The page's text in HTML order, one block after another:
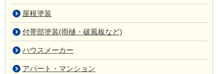
屋根塗装
付帯部塗装(雨樋・破風板など)
ハウスメーカー
アパート・マンション